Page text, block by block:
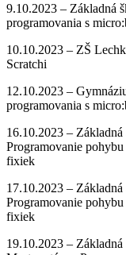
9.10.2023 – Základná
programovania s
10.10.2023 – ZŠ
Scratchi
12.10.2023 –
programovania s
16.10.2023 – Základná
Programovanie
fixiek
17.10.2023 – Základná
Programovanie
fixiek
19.10.2023 –